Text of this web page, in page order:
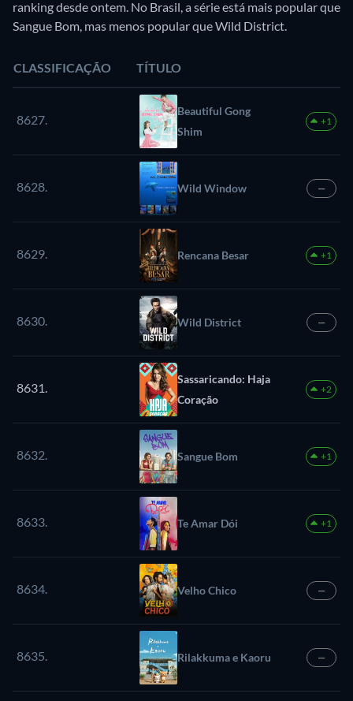
ranking desde ontem. No Brasil, a série está mais popular que
Sangue Bom, mas menos popular que Wild District.
CLASSIFICAÇÃO TÍTULO
8627.
Beautiful Gong
Shim
+1
8628. Wild Window —
8629. Rencana Besar +1
8630. Wild District —
8631.
Sassaricando: Haja
Coração
+2
8632. Sangue Bom +1
8633. Te Amar Dói +1
8634. Velho Chico —
8635. Rilakkuma e Kaoru —